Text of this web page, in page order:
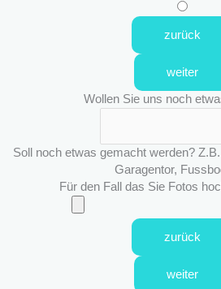
zurück
weiter
Wollen Sie uns noch
Soll noch etwas gemacht werden?
Garagentor,
Für den Fall das Sie Fotos
zurück
weiter